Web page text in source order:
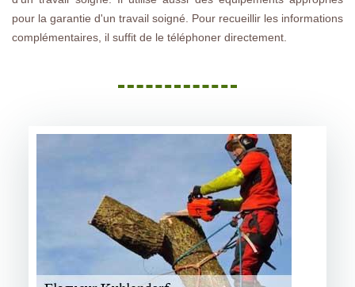
pour la garantie d'un travail soigné. Pour recueillir les informations
complémentaires, il suffit de le téléphoner directement.